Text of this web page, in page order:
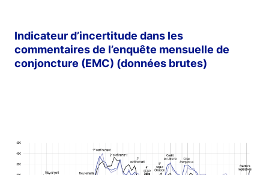
Indicateur d’incertitude dans les
commentaires de l’enquête mensuelle de
conjoncture (EMC) (données brutes)